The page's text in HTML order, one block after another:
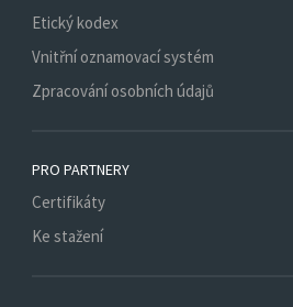
Etický kodex
Vnitřní oznamovací systém
Zpracování osobních údajů
PRO PARTNERY
Certifikáty
Ke stažení